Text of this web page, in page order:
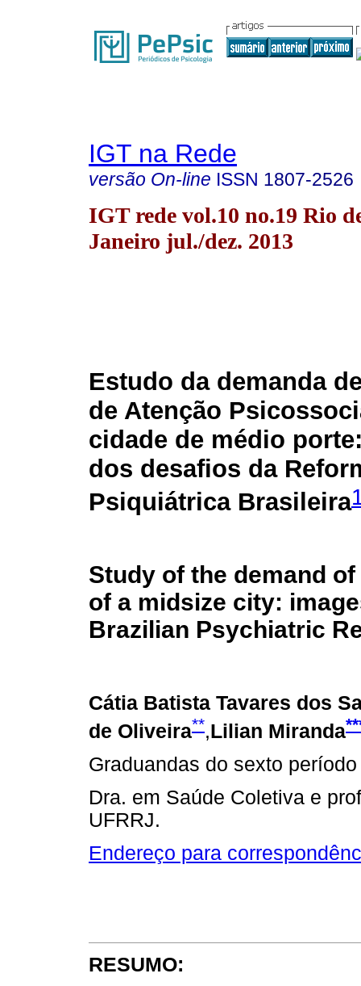
IGT na Rede
versão On-line ISSN 1807-2526
IGT rede vol.10 no.19 Rio
Janeiro jul./dez. 2013
Estudo da demanda
de Atenção
cidade de médio
dos desafios da
Psiquiátrica Brasileira
Study of the demand
of a midsize city:
Brazilian Psychiatric
Cátia Batista Tavares dos
de Oliveira**,Lilian Miranda
Graduandas do sexto
Dra. em Saúde Coletiva e
UFRRJ.
Endereço para
RESUMO: